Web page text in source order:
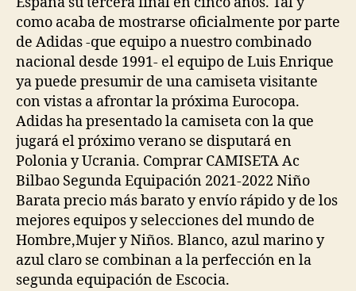
como acaba de mostrarse oficialmente por parte
de Adidas -que equipo a nuestro combinado
nacional desde 1991- el equipo de Luis Enrique
ya puede presumir de una camiseta visitante
con vistas a afrontar la próxima Eurocopa.
Adidas ha presentado la camiseta con la que
jugará el próximo verano se disputará en
Polonia y Ucrania. Comprar CAMISETA Ac
Bilbao Segunda Equipación 2021-2022 Niño
Barata precio más barato y envío rápido y de los
mejores equipos y selecciones del mundo de
Hombre,Mujer y Niños. Blanco, azul marino y
azul claro se combinan a la perfección en la
segunda equipación de Escocia.